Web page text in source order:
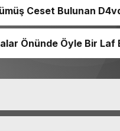
Ceset Bulunan
Önünde Öyle Bir Laf